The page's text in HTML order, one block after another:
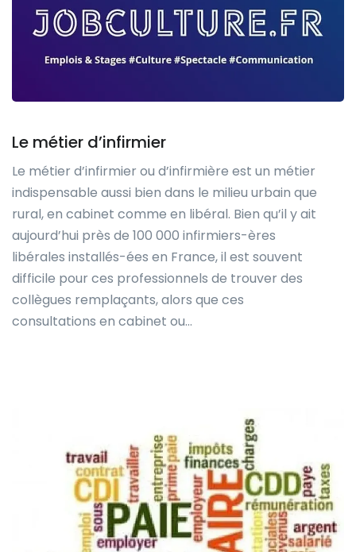
Le métier d’infirmier
Le métier d’infirmier ou d’infirmière est un métier
indispensable aussi bien dans le milieu urbain que
rural, en cabinet comme en libéral. Bien qu’il y ait
aujourd’hui près de 100 000 infirmiers-ères
libérales installés-ées en France, il est souvent
difficile pour ces professionnels de trouver des
collègues remplaçants, alors que ces
consultations en cabinet ou…